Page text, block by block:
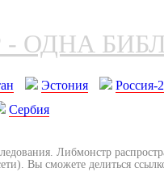
ОДНА
Эстония Россия-2
Сербия
Либмонстр
Вы сможете делиться